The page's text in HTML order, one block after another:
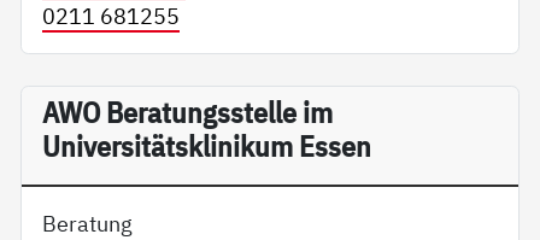
0211 681255
AWO Beratungsstelle im
Universitätsklinikum Essen
Beratung